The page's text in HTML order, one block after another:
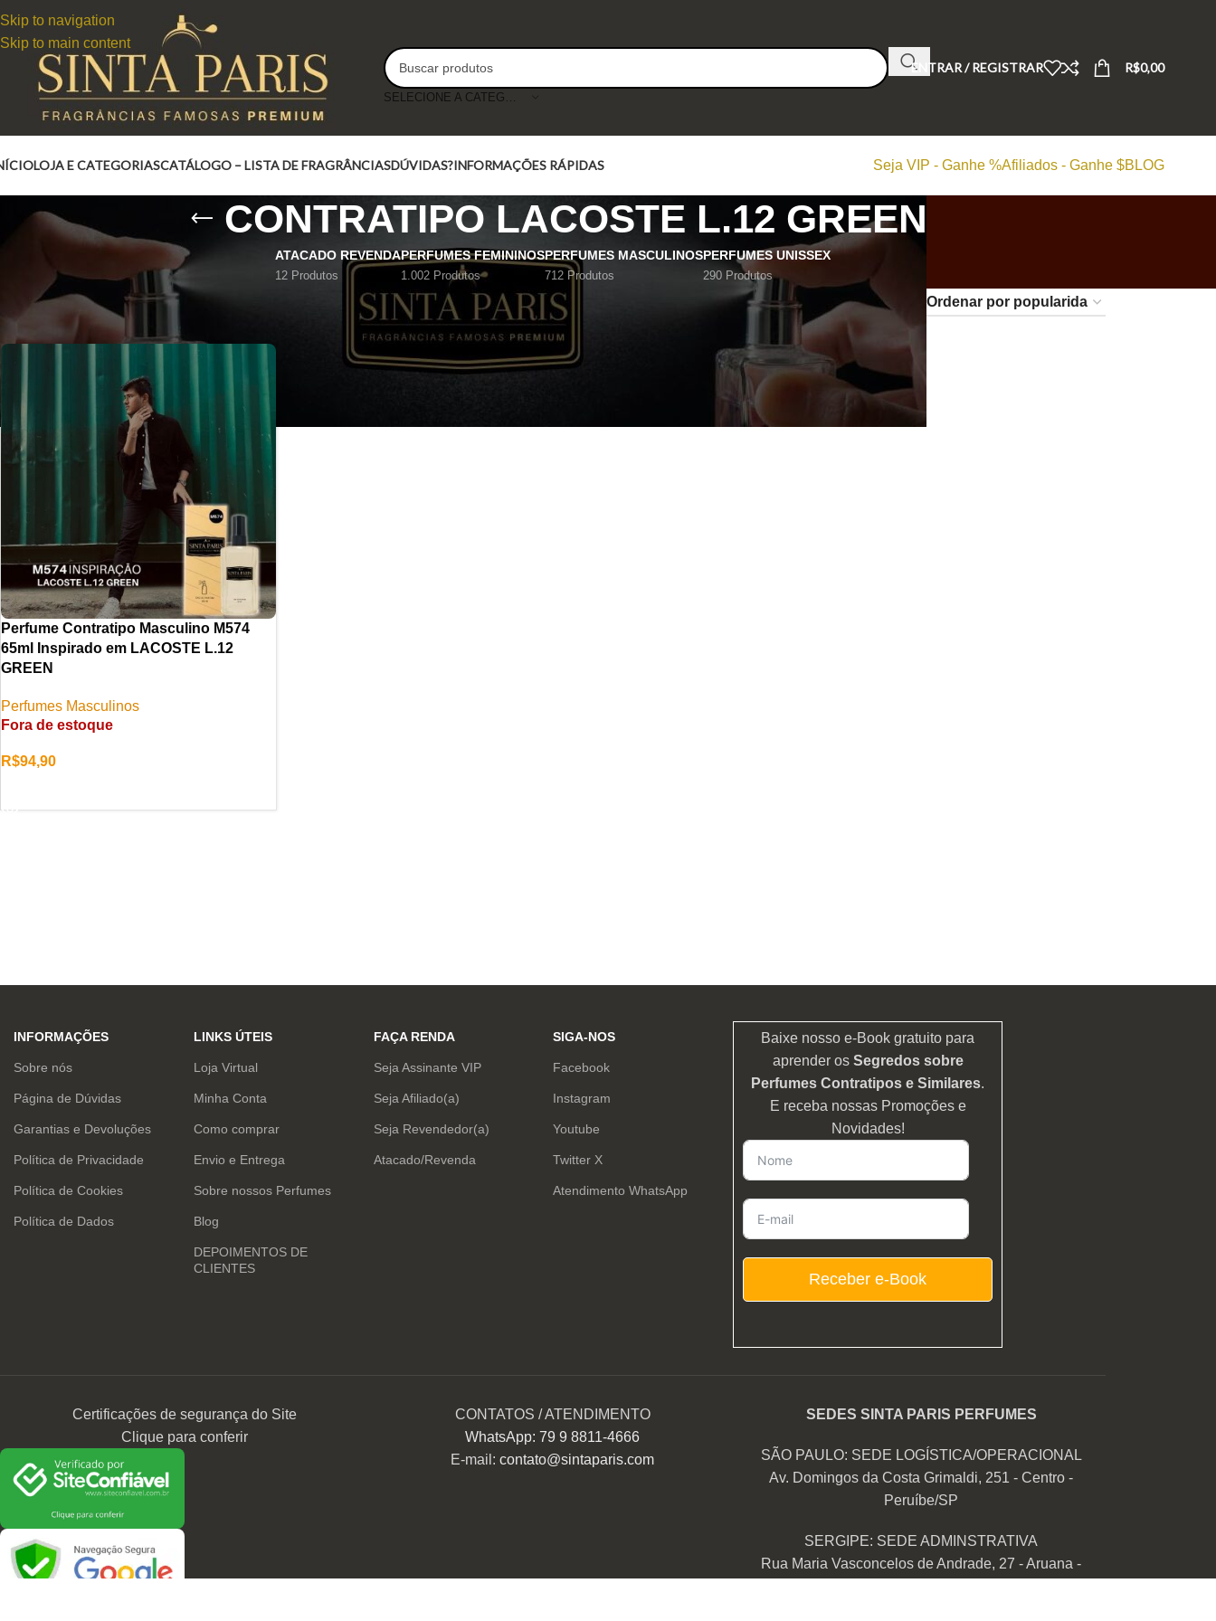
Skip to navigation
Skip to main content
SELECIONE A CATEGORIA
ENTRAR / REGISTRAR R$0,00
LOJA E CATEGORIASCATÁLOGO – LISTA DE FRAGRÂNCIASDÚVIDAS?INFORMAÇÕES RÁPIDAS Seja VIP - Ganhe %Afiliados - Ganhe $BLOG
CONTRATIPO LACOSTE L.12 GREEN
ATACADO REVENDA
12 Produtos
PERFUMES FEMININOS
1.002 Produtos
PERFUMES MASCULINOS
712 Produtos
PERFUMES UNISSEX
290 Produtos
CONTRATIPO LACOSTE L.12 GREEN Mostrar 9 12 18 24
Perfume Contratipo Masculino M574
65ml Inspirado em LACOSTE L.12
GREEN
Perfumes Masculinos
Fora de estoque
R$94,90
INFORMAÇÕES
Sobre nós
Página de Dúvidas
Garantias e Devoluções
Política de Privacidade
Política de Cookies
Política de Dados
LINKS ÚTEIS
Loja Virtual
Minha Conta
Como comprar
Envio e Entrega
Sobre nossos Perfumes
Blog
DEPOIMENTOS DE
CLIENTES
FAÇA RENDA
Seja Assinante VIP
Seja Afiliado(a)
Seja Revendedor(a)
Atacado/Revenda
SIGA-NOS
Facebook
Instagram
Youtube
Twitter X
Atendimento WhatsApp
Baixe nosso e-Book gratuito para
aprender os Segredos sobre
Perfumes Contratipos e Similares.
E receba nossas Promoções e
Novidades!
Receber e-Book
Certificações de segurança do Site
Clique para conferir
CONTATOS / ATENDIMENTO
WhatsApp: 79 9 8811-4666
E-mail:contato@sintaparis.com
SEDES SINTA PARIS PERFUMES
SÃO PAULO: SEDE LOGÍSTICA/OPERACIONAL
Av. Domingos da Costa Grimaldi, 251 - Centro -
Peruíbe/SP
SERGIPE: SEDE ADMINSTRATIVA
Rua Maria Vasconcelos de Andrade, 27 - Aruana -